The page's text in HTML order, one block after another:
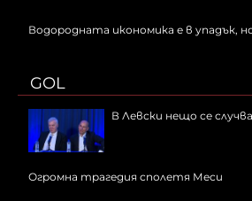
Водородната икономика е в упадък,
GOL
В Левски нещо се
Огромна трагедия сполетя Меси